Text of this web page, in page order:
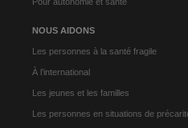
NOUS AIDONS
Les personnes à la santé fragile
À l’international
Les jeunes et les familles
Les personnes en situations de